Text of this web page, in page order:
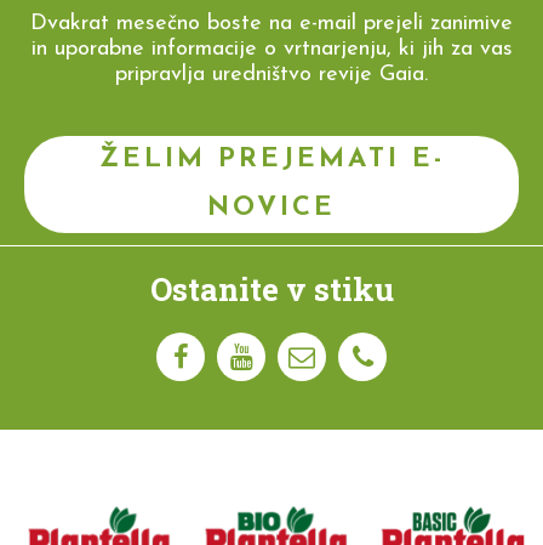
Dvakrat mesečno boste na e-mail prejeli zanimive
in uporabne informacije o vrtnarjenju, ki jih za vas
pripravlja uredništvo revije Gaia.
ŽELIM PREJEMATI E-
NOVICE
Ostanite v stiku